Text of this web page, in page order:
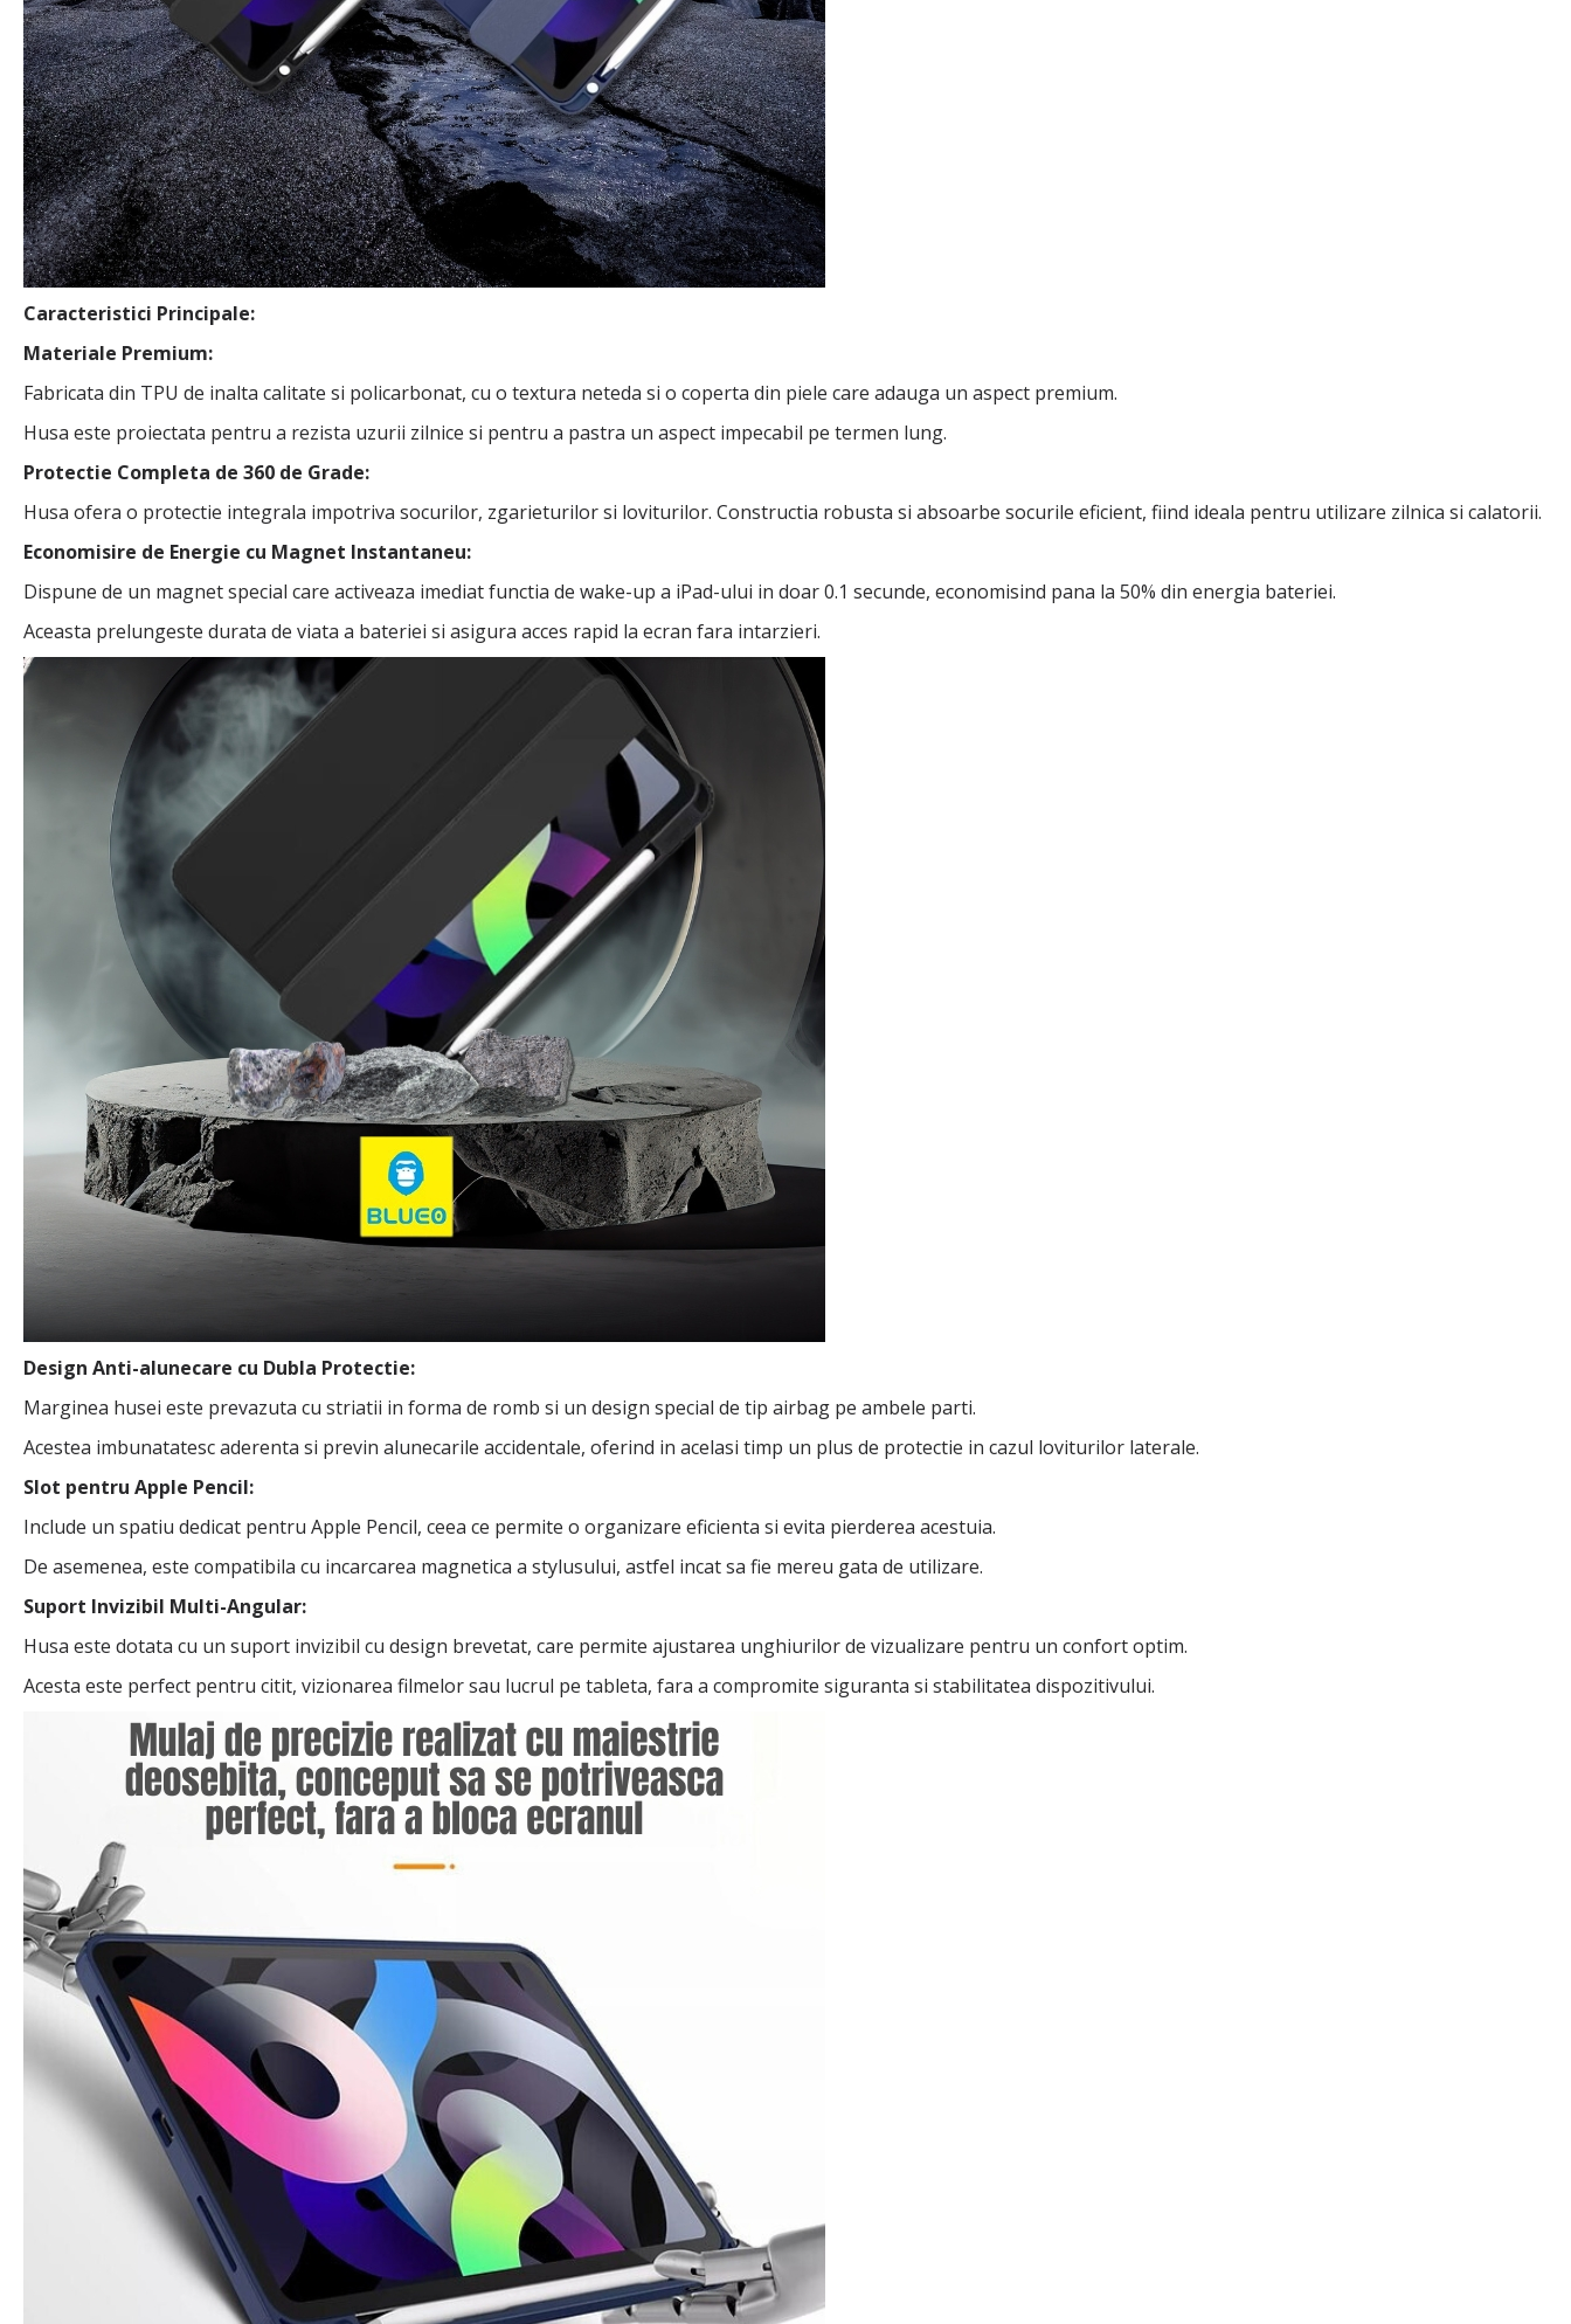
Caracteristici Principale:
Materiale Premium:
Fabricata din TPU de inalta calitate si policarbonat, cu o textura neteda si o coperta din piele care adauga un aspect premium.
Husa este proiectata pentru a rezista uzurii zilnice si pentru a pastra un aspect impecabil pe termen lung.
Protectie Completa de 360 de Grade:
Husa ofera o protectie integrala impotriva socurilor, zgarieturilor si loviturilor. Constructia robusta si absoarbe socurile eficient, fiind ideala pentru utilizare zilnica si calatorii.
Economisire de Energie cu Magnet Instantaneu:
Dispune de un magnet special care activeaza imediat functia de wake-up a iPad-ului in doar 0.1 secunde, economisind pana la 50% din energia bateriei.
Aceasta prelungeste durata de viata a bateriei si asigura acces rapid la ecran fara intarzieri.
Design Anti-alunecare cu Dubla Protectie:
Marginea husei este prevazuta cu striatii in forma de romb si un design special de tip airbag pe ambele parti.
Acestea imbunatatesc aderenta si previn alunecarile accidentale, oferind in acelasi timp un plus de protectie in cazul loviturilor laterale.
Slot pentru Apple Pencil:
Include un spatiu dedicat pentru Apple Pencil, ceea ce permite o organizare eficienta si evita pierderea acestuia.
De asemenea, este compatibila cu incarcarea magnetica a stylusului, astfel incat sa fie mereu gata de utilizare.
Suport Invizibil Multi-Angular:
Husa este dotata cu un suport invizibil cu design brevetat, care permite ajustarea unghiurilor de vizualizare pentru un confort optim.
Acesta este perfect pentru citit, vizionarea filmelor sau lucrul pe tableta, fara a compromite siguranta si stabilitatea dispozitivului.